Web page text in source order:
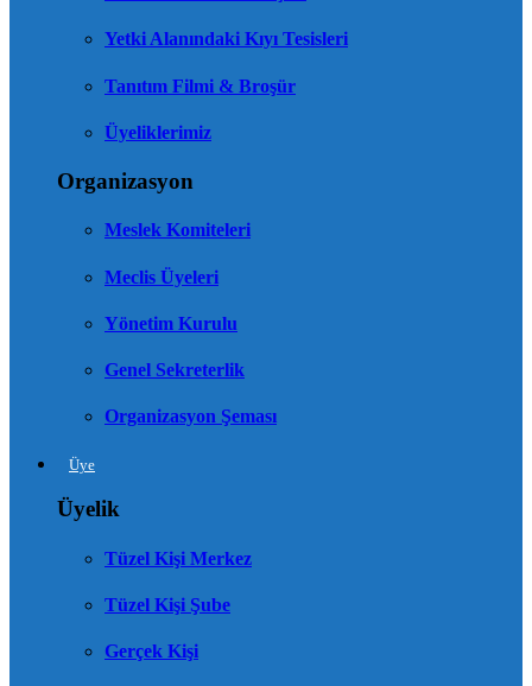
Yetki Alanındaki Kıyı Tesisleri
Tanıtım Filmi & Broşür
Üyeliklerimiz
Organizasyon
Meslek Komiteleri
Meclis Üyeleri
Yönetim Kurulu
Genel Sekreterlik
Organizasyon Şeması
Üye
Üyelik
Tüzel Kişi Merkez
Tüzel Kişi Şube
Gerçek Kişi